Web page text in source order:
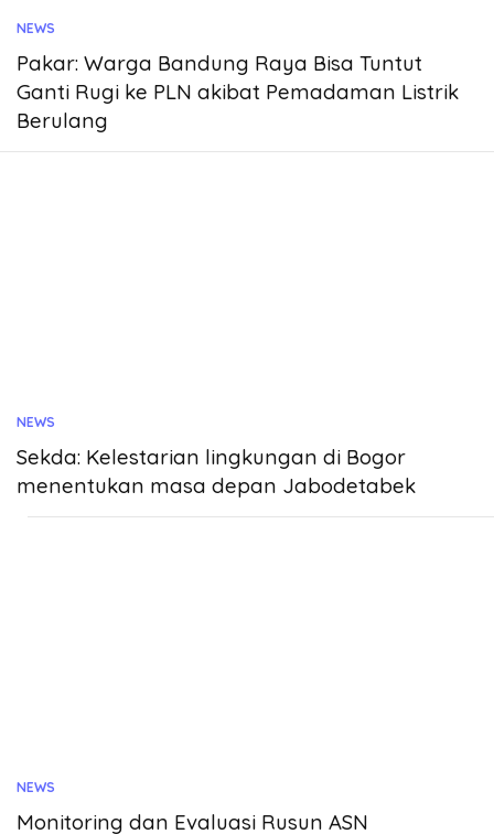
NEWS
Pakar: Warga Bandung Raya Bisa Tuntut
Ganti Rugi ke PLN akibat Pemadaman Listrik
Berulang
NEWS
Sekda: Kelestarian lingkungan di Bogor
menentukan masa depan Jabodetabek
NEWS
Monitoring dan Evaluasi Rusun ASN